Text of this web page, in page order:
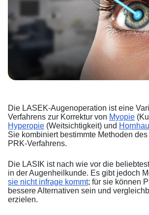
Die LASEK-Augenoperation ist eine
Verfahrens zur Korrektur von Myopie
Hyperopie (Weitsichtigkeit) und
Sie kombiniert bestimmte Methoden des
PRK-Verfahrens.
Die LASIK ist nach wie vor die
in der Augenheilkunde. Es gibt jedoch
sie nicht infrage kommt; für sie können
bessere Alternativen sein und
erzielen.